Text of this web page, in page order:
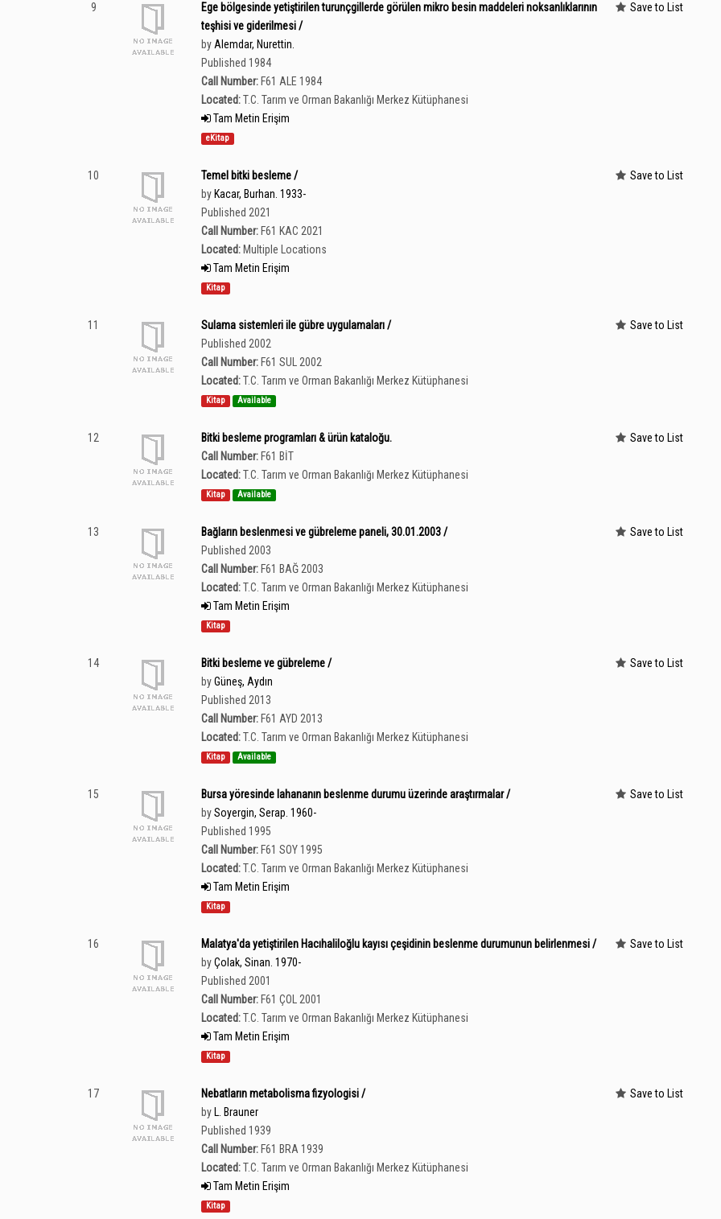
9
Ege bölgesinde yetiştirilen turunçgillerde görülen mikro besin maddeleri noksanlıklarının
teşhisi ve giderilmesi /
by Alemdar, Nurettin.
Published 1984
Call Number: F61 ALE 1984
Located:T.C. Tarım ve Orman Bakanlığı Merkez Kütüphanesi
Tam Metin Erişim
eKitap
Save to List
10
Temel bitki besleme /
by Kacar, Burhan. 1933-
Published 2021
Call Number: F61 KAC 2021
Located: Multiple Locations
Tam Metin Erişim
Kitap
Save to List
11
Sulama sistemleri ile gübre uygulamaları /
Published 2002
Call Number: F61 SUL 2002
Located:T.C. Tarım ve Orman Bakanlığı Merkez Kütüphanesi
Kitap Available
Save to List
12
Bitki besleme programları & ürün kataloğu.
Call Number: F61 BİT
Located:T.C. Tarım ve Orman Bakanlığı Merkez Kütüphanesi
Kitap Available
Save to List
13
Bağların beslenmesi ve gübreleme paneli, 30.01.2003 /
Published 2003
Call Number: F61 BAĞ 2003
Located:T.C. Tarım ve Orman Bakanlığı Merkez Kütüphanesi
Tam Metin Erişim
Kitap
Save to List
14
Bitki besleme ve gübreleme /
byGüneş, Aydın
Published 2013
Call Number: F61 AYD 2013
Located:T.C. Tarım ve Orman Bakanlığı Merkez Kütüphanesi
Kitap Available
Save to List
15
Bursa yöresinde lahananın beslenme durumu üzerinde araştırmalar /
bySoyergin, Serap. 1960-
Published 1995
Call Number: F61 SOY 1995
Located:T.C. Tarım ve Orman Bakanlığı Merkez Kütüphanesi
Tam Metin Erişim
Kitap
Save to List
16
Malatya'da yetiştirilen Hacıhaliloğlu kayısı çeşidinin beslenme durumunun belirlenmesi /
byÇolak, Sinan. 1970-
Published 2001
Call Number: F61 ÇOL 2001
Located:T.C. Tarım ve Orman Bakanlığı Merkez Kütüphanesi
Tam Metin Erişim
Kitap
Save to List
17
Nebatların metabolisma fizyologisi /
by L. Brauner
Published 1939
Call Number: F61 BRA 1939
Located:T.C. Tarım ve Orman Bakanlığı Merkez Kütüphanesi
Tam Metin Erişim
Kitap
Save to List